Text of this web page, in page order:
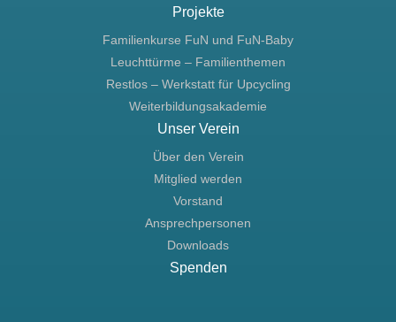
Projekte
Familienkurse FuN und FuN-Baby
Leuchttürme – Familienthemen
Restlos – Werkstatt für Upcycling
Weiterbildungsakademie
Unser Verein
Über den Verein
Mitglied werden
Vorstand
Ansprechpersonen
Downloads
Spenden